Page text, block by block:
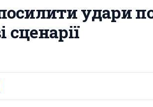
удари